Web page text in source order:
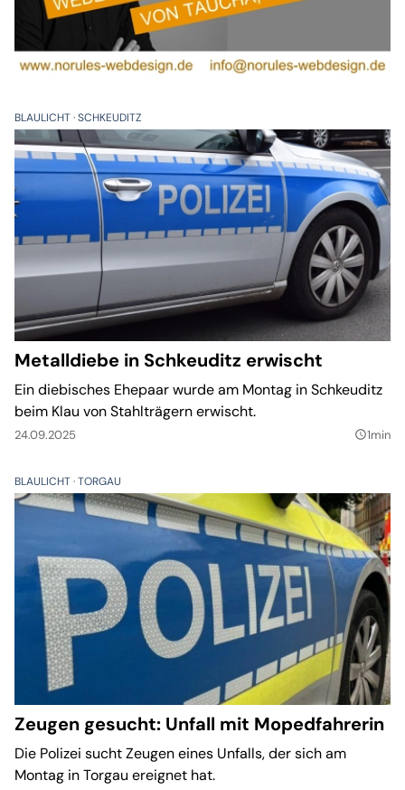
BLAULICHT SCHKEUDITZ
Metalldiebe in Schkeuditz erwischt
Ein diebisches Ehepaar wurde am Montag in Schkeuditz
beim Klau von Stahlträgern erwischt.
24.09.2025 query_builder1min
BLAULICHT TORGAU
Zeugen gesucht: Unfall mit Mopedfahrerin
Die Polizei sucht Zeugen eines Unfalls, der sich am
Montag in Torgau ereignet hat.